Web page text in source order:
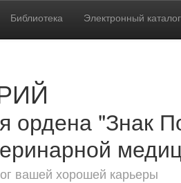
Библиотека Электронный каталог
ордена "Знак
вашей хорошей карьеры